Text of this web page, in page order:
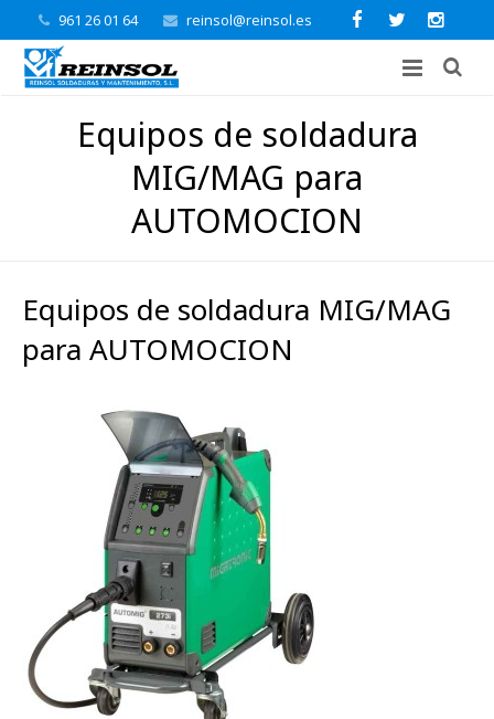
961 26 01 64 reinsol@reinsol.es
Equipos de soldadura
MIG/MAG para
AUTOMOCION
Equipos de soldadura MIG/MAG
para AUTOMOCION